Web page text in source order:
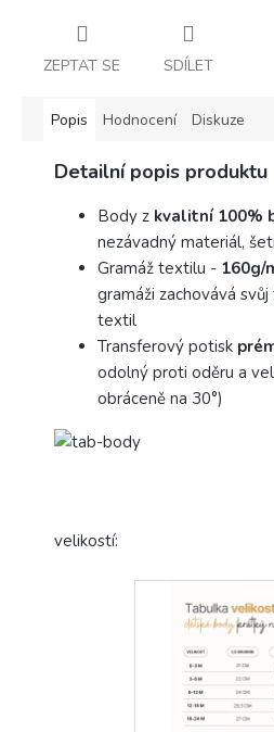
ZEPTAT SE SDÍLET
Popis Hodnocení Diskuze
Detailní popis produktu
Body z kvalitní 100%
nezávadný materiál,
Gramáž textilu - 160g/
gramáži zachovává
textil
Transferový potisk
odolný proti oděru a
obráceně na 30°)
velikostí: